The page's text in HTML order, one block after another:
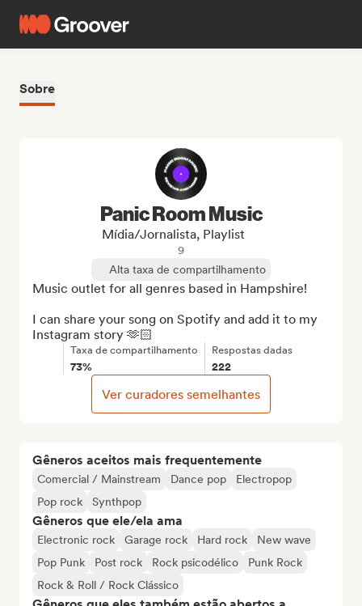
Sobre
Gêneros aceitos mais frequentemente
Comercial / Mainstream Dance pop
Electropop
Pop rock
Synthpop
Gêneros que ele/ela ama
Electronic rock Garage rock Hard rock
New wave
Pop Punk
Post rock Rock psicodélico
Punk Rock
Rock & Roll / Rock Clássico
Panic Room Music
Mídia/Jornalista, Playlist
9
Alta taxa de compartilhamento
Music outlet for all genres based in Hampshire!
I can share your song on Spotify and add it to my
Instagram story 🫶🏻
Taxa de compartilhamento
73%
Respostas dadas
222
Ver curadores semelhantes